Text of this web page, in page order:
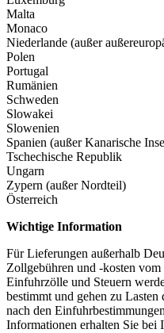
Malta
Monaco
Niederlande (außer
Polen
Portugal
Rumänien
Schweden
Slowakei
Slowenien
Spanien (außer Kanarische
Tschechische Republik
Ungarn
Zypern (außer Nordteil)
Österreich
Wichtige Information
Für Lieferungen außerhalb
Zollgebühren und -kosten
Einfuhrzölle und Steuern
bestimmt und gehen zu Lasten
nach den
Informationen erhalten Sie bei